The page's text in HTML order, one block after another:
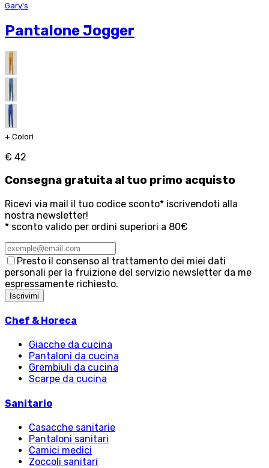
Gary's
Pantalone Jogger
+ Colori
€ 42
Consegna gratuita al tuo primo acquisto
Ricevi via mail il tuo codice sconto* iscrivendoti alla
nostra newsletter!
* sconto valido per ordini superiori a 80€
Presto il consenso al trattamento dei miei dati
personali per la fruizione del servizio newsletter da me
espressamente richiesto.
Iscrivimi
Chef & Horeca
Giacche da cucina
Pantaloni da cucina
Grembiuli da cucina
Scarpe da cucina
Sanitario
Casacche sanitarie
Pantaloni sanitari
Camici medici
Zoccoli sanitari